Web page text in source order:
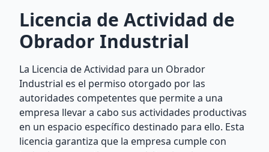
Licencia de Actividad de
Obrador Industrial
La Licencia de Actividad para un Obrador
Industrial es el permiso otorgado por las
autoridades competentes que permite a una
empresa llevar a cabo sus actividades productivas
en un espacio específico destinado para ello. Esta
licencia garantiza que la empresa cumple con